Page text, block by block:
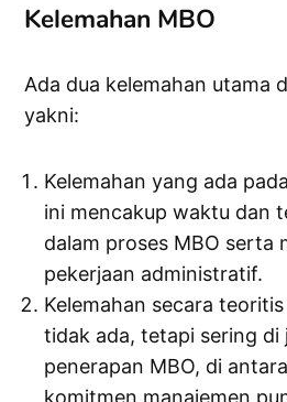
Kelemahan MBO
Ada dua kelemahan utama
yakni:
Kelemahan yang ada
ini mencakup waktu dan
dalam proses MBO serta
pekerjaan administratif.
Kelemahan secara
tidak ada, tetapi sering di
penerapan MBO, di
komitmen manajemen